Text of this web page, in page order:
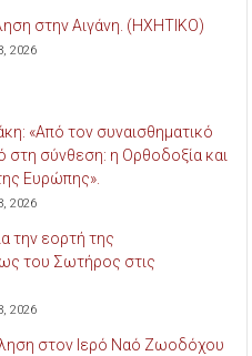
στην Αιγάνη. (ΗΧΗΤΙΚΟ)
2026
«Από τον συναισθηματικό
στη σύνθεση: η Ορθοδοξία και
Ευρώπης».
2026
την εορτή της
του Σωτήρος στις
2026
στον Ιερό Ναό Ζωοδόχου